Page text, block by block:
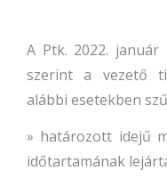
A Ptk. 2022. január
szerint a vezető
alábbi esetekben
» határozott idejű
időtartamának